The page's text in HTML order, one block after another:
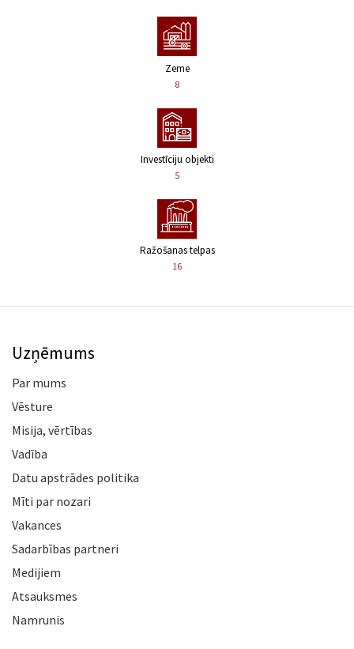
Zeme
8
Investīciju objekti
5
Ražošanas telpas
16
Uzņēmums
Par mums
Vēsture
Misija, vērtības
Vadība
Datu apstrādes politika
Mīti par nozari
Vakances
Sadarbības partneri
Medijiem
Atsauksmes
Namrunis